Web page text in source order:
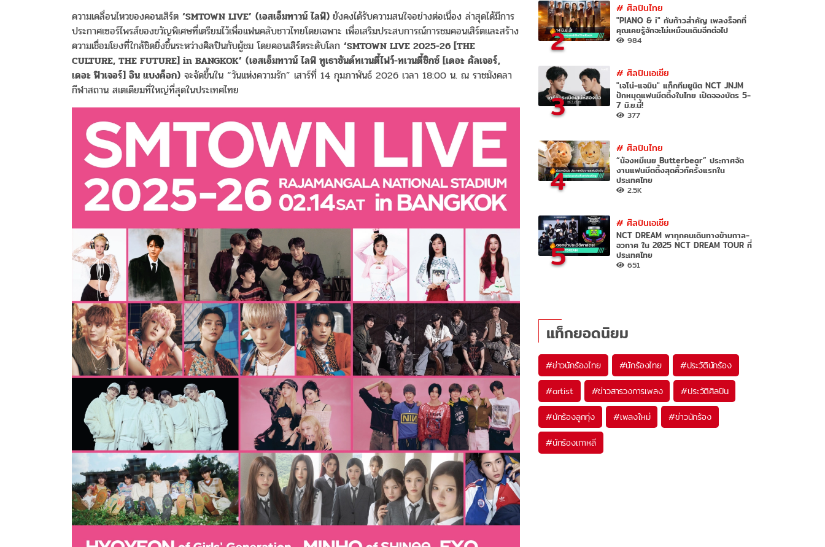
ความเคลื่อนไหวของคอนเสิร์ต ‘SMTOWN LIVE’ (เอสเอ็มทาวน์ ไลฟ์) ยังคงได้รับความสนใจอย่างต่อเนื่อง ล่าสุดได้มีการ
ประกาศเซอร์ไพรส์ของขวัญพิเศษที่เตรียมไว้เพื่อแฟนคลับชาวไทยโดยเฉพาะ เพื่อเสริมประสบการณ์การชมคอนเสิร์ตและสร้าง
ความเชื่อมโยงที่ใกล้ชิดยิ่งขึ้นระหว่างศิลปินกับผู้ชม โดยคอนเสิร์ตระดับโลก ‘SMTOWN LIVE 2025-26 [THE
CULTURE, THE FUTURE] in BANGKOK’ (เอสเอ็มทาวน์ ไลฟ์ ทูเธาซันด์ทเวนตี้ไฟว์-ทเวนตี้ซิกซ์ [เดอะ คัลเจอร์,
เดอะ ฟิวเจอร์] อิน แบงค็อก) จะจัดขึ้นใน “วันแห่งความรัก” เสาร์ที่ 14 กุมภาพันธ์ 2026 เวลา 18:00 น. ณ ราชมังคลา
กีฬาสถาน สเตเดียมที่ใหญ่ที่สุดในประเทศไทย
2
# ศิลปินไทย
"PIANO & i" กับก้าวสำคัญ เพลงร็อกที่
คุณเคยรู้จักจะไม่เหมือนเดิมอีกต่อไป
984
3
# ศิลปินเอเชีย
"เจโน่-แจมิน" แท็กทีมยูนิต NCT JNJM
ปักหมุดแฟนมีตติ้งในไทย เปิดจองบัตร 5-
7 มิ.ย.นี้!
377
4
# ศิลปินไทย
“น้องหมีเนย Butterbear” ประกาศจัด
งานแฟนมีตติ้งสุดคิ้วท์ครั้งแรกใน
ประเทศไทย
2.5K
5
# ศิลปินเอเชีย
NCT DREAM พาทุกคนเดินทางข้ามกาล-
อวกาศ ใน 2025 NCT DREAM TOUR ที่
ประเทศไทย
651
แท็กยอดนิยม
#ข่าวนักร้องไทย #นักร้องไทย #ประวัตินักร้อง
#artist #ข่าวสารวงการเพลง #ประวัติศิลปิน
#นักร้องลูกทุ่ง #เพลงใหม่ #ข่าวนักร้อง
#นักร้องเกาหลี